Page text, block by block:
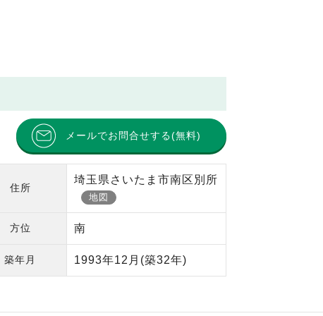
メールでお問合せする(無料)
住所
埼玉県さいたま市南区別所
地図
方位 南
築年月 1993年12月 (築32年)